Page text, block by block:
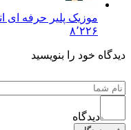
موزیک پلیر حرفه ای اندروید
خود را بنویسید